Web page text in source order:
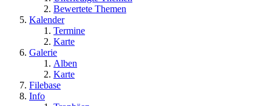
Bewertete Themen
Kalender
Termine
Karte
Galerie
Alben
Karte
Filebase
Info